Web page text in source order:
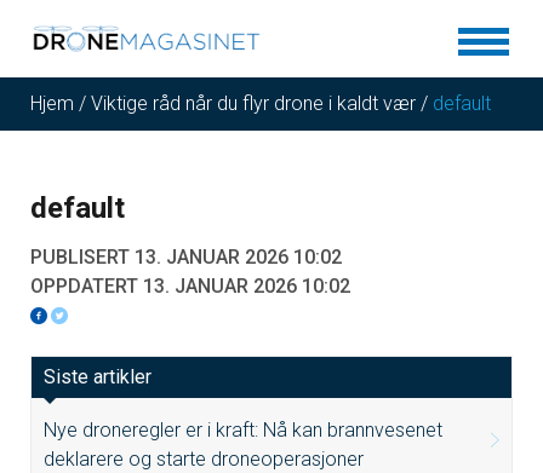
Hjem / Viktige råd når du flyr drone i kaldt vær / default
default
PUBLISERT 13. JANUAR 2026 10:02
OPPDATERT 13. JANUAR 2026 10:02
Siste artikler
Nye droneregler er i kraft: Nå kan brannvesenet
deklarere og starte droneoperasjoner